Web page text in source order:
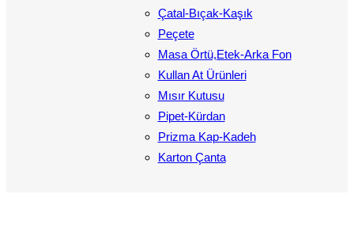
Çatal-Bıçak-Kaşık
Peçete
Masa Örtü,Etek-Arka Fon
Kullan At Ürünleri
Mısır Kutusu
Pipet-Kürdan
Prizma Kap-Kadeh
Karton Çanta